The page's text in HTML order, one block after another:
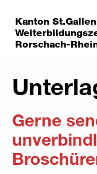
Kanton St.Gallen
Rorschach-
Gerne